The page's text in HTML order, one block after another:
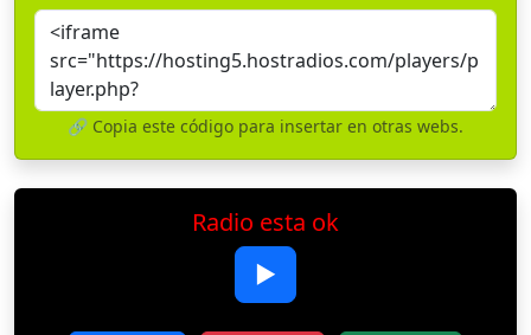
🔗 Copia este código para insertar en otras webs.
Radio esta ok
▶